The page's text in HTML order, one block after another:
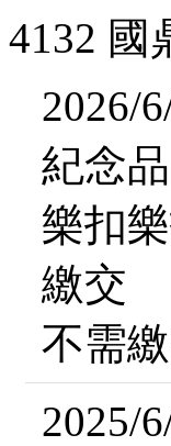
4132 國
2026/
紀念品
樂扣
繳交
不需
2025/